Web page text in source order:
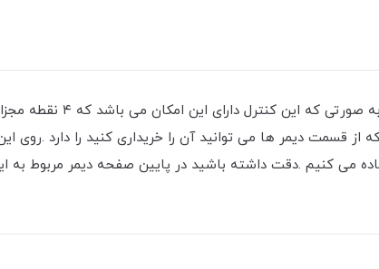
ریموت کنترل دیمر با قابلیت کنترل ۴ نقطه مجزا
می کنیم .دقت داشته باشید در پایین صفحه دیمر مربوط به